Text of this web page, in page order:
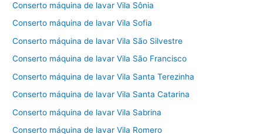
Conserto máquina de lavar Vila Sônia
Conserto máquina de lavar Vila Sofia
Conserto máquina de lavar Vila São Silvestre
Conserto máquina de lavar Vila São Francisco
Conserto máquina de lavar Vila Santa Terezinha
Conserto máquina de lavar Vila Santa Catarina
Conserto máquina de lavar Vila Sabrina
Conserto máquina de lavar Vila Romero